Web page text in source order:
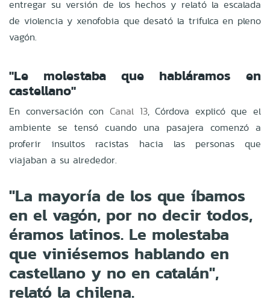
entregar su versión de los hechos y relató la escalada
de violencia y xenofobia que desató la trifulca en pleno
vagón.
"Le molestaba que habláramos en
castellano"
En conversación con Canal 13, Córdova explicó que el
ambiente se tensó cuando una pasajera comenzó a
proferir insultos racistas hacia las personas que
viajaban a su alrededor.
"La mayoría de los que íbamos
en el vagón, por no decir todos,
éramos latinos. Le molestaba
que viniésemos hablando en
castellano y no en catalán",
relató la chilena.